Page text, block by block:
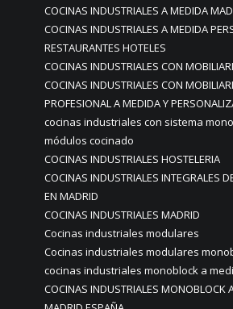
COCINAS INDUSTRIALES A MEDIDA
COCINAS INDUSTRIALES A MEDIDA
RESTAURANTES HOTELES
COCINAS INDUSTRIALES CON
COCINAS INDUSTRIALES CON
PROFESIONAL A MEDIDA Y
cocinas industriales con sistema
módulos cocinado
COCINAS INDUSTRIALES HOSTELERIA
COCINAS INDUSTRIALES INTEGRALES
EN MADRID
COCINAS INDUSTRIALES MADRID
Cocinas industriales modulares
Cocinas industriales modulares
cocinas industriales monoblock a
COCINAS INDUSTRIALES MONOBLOCK